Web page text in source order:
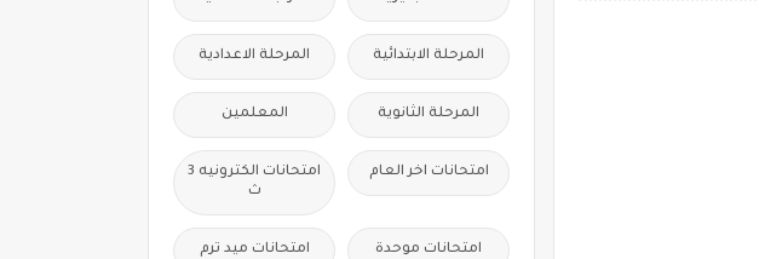
المرحلة الابتدائية المرحلة الاعدادية
المرحلة الثانوية المعلمين
امتحانات اخر العام
امتحانات الكترونيه 3
ث
امتحانات موحدة امتحانات ميد ترم